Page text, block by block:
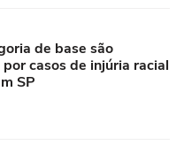
de base são
casos de injúria racial
SP